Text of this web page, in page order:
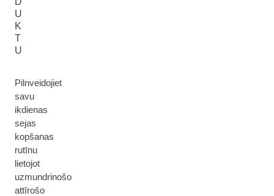
U
K
T
U
Pilnveidojiet
savu
ikdienas
sejas
kopšanas
rutīnu
lietojot
uzmundrinošo
attīrošo